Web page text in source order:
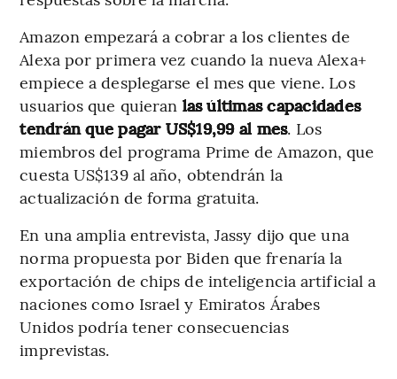
Amazon empezará a cobrar a los clientes de
Alexa por primera vez cuando la nueva Alexa+
empiece a desplegarse el mes que viene. Los
usuarios que quieran las últimas capacidades
tendrán que pagar US$19,99 al mes. Los
miembros del programa Prime de Amazon, que
cuesta US$139 al año, obtendrán la
actualización de forma gratuita.
En una amplia entrevista, Jassy dijo que una
norma propuesta por Biden que frenaría la
exportación de chips de inteligencia artificial a
naciones como Israel y Emiratos Árabes
Unidos podría tener consecuencias
imprevistas.